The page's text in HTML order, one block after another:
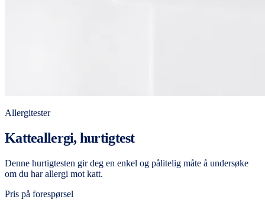
Allergitester
Katteallergi, hurtigtest
Denne hurtigtesten gir deg en enkel og pålitelig måte å undersøke
om du har allergi mot katt.
Pris på forespørsel